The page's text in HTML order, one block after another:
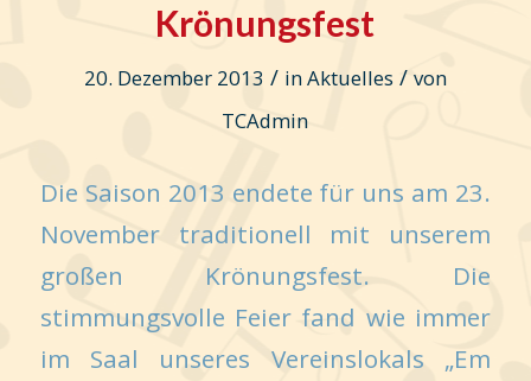
Krönungsfest
20. Dezember 2013 / inAktuelles / von
TCAdmin
Die Saison 2013 endete für uns am 23.
November traditionell mit unserem
großen Krönungsfest. Die
stimmungsvolle Feier fand wie immer
im Saal unseres Vereinslokals „Em